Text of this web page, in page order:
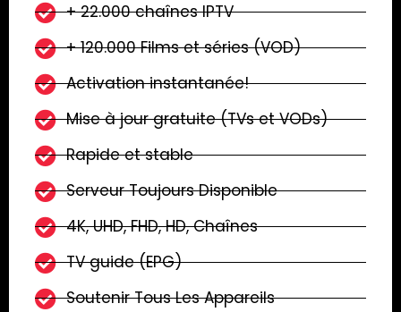
+ 22.000 chaînes IPTV
+ 120.000 Films et séries (VOD)
Activation instantanée!
Mise à jour gratuite (TVs et VODs)
Rapide et stable
Serveur Toujours Disponible
4K, UHD, FHD, HD, Chaînes
TV guide (EPG)
Soutenir Tous Les Appareils